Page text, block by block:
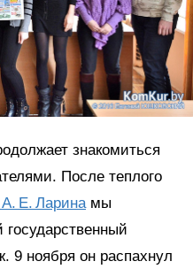
знакомиться
После теплого
Е. Ларинамы
9 ноября он распахнул